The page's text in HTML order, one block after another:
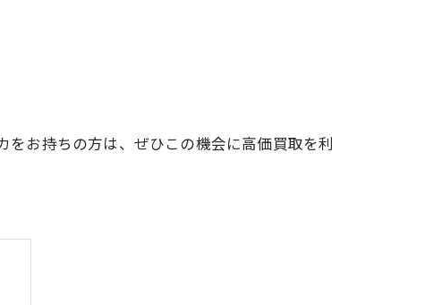
お持ちの方は、ぜひこの機会に高価買取を利